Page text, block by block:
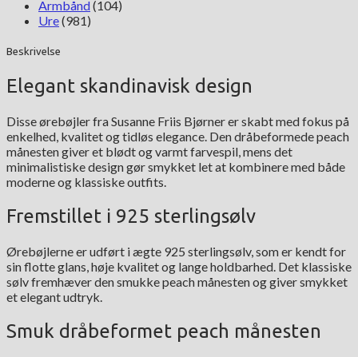
Armbånd(104)
Ure(981)
Beskrivelse
Elegant skandinavisk design
Disse ørebøjler fra Susanne Friis Bjørner er skabt med fokus på
enkelhed, kvalitet og tidløs elegance. Den dråbeformede peach
månesten giver et blødt og varmt farvespil, mens det
minimalistiske design gør smykket let at kombinere med både
moderne og klassiske outfits.
Fremstillet i 925 sterlingsølv
Ørebøjlerne er udført i ægte 925 sterlingsølv, som er kendt for
sin flotte glans, høje kvalitet og lange holdbarhed. Det klassiske
sølv fremhæver den smukke peach månesten og giver smykket
et elegant udtryk.
Smuk dråbeformet peach månesten